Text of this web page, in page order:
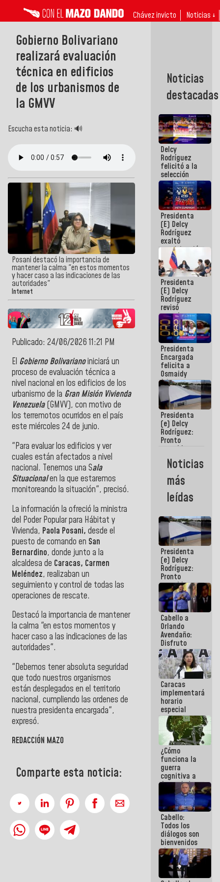
Chávez invicto Noticias ↓
Gobierno Bolivariano
realizará evaluación
técnica en edificios
de los urbanismos de
la GMVV
Escucha esta noticia: 🔊
Posani destacó la importancia de
mantener la calma "en estos momentos
y hacer caso a las indicaciones de las
autoridades"
Internet
Publicado: 24/06/2026 11:21 PM
El Gobierno Bolivarianoiniciará un
proceso de evaluación técnica a
nivel nacional en los edificios de los
urbanismo de la Gran Misión Vivienda
Venezuela(GMVV), con motivo de
los terremotos ocurridos en el país
este miércoles 24 de junio.
"Para evaluar los edificios y ver
cuales están afectados a nivel
nacional. Tenemos una Sala
Situacionalen la que estaremos
monitoreando la situación", precisó.
La información la ofreció la ministra
del Poder Popular para Hábitat y
Vivienda, Paola Posani, desde el
puesto de comando en San
Bernardino, donde junto a la
alcaldesa de Caracas, Carmen
Meléndez, realizaban un
seguimiento y control de todas las
operaciones de rescate.
Destacó la importancia de mantener
la calma "en estos momentos y
hacer caso a las indicaciones de las
autoridades".
"Debemos tener absoluta seguridad
que todo nuestros organismos
están desplegados en el territorio
nacional, cumpliendo las ordenes de
nuestra presidenta encargada",
expresó.
REDACCIÓN MAZO
Comparte esta noticia:
Noticias
destacadas
Delcy
Rodríguez
felicitó a la
selección
nacional
masculina
de voleibol
campeona
de la Copa
Panamericana
Sub-17
Presidenta
(E) Delcy
Rodríguez
exaltó
participación
de
Venezuela
en Juegos
Centroamericanos
y del Caribe
2026
Presidenta
(E) Delcy
Rodríguez
revisó
agenda
económica y
ejecución de
fondos de
emergencia
post-sismos
Presidenta
Encargada
felicita a
Osmaidy
Arias y
Giraly
Marcano por
hacer
historia en
los
Centroamericanos
Presidenta
(e) Delcy
Rodríguez:
Pronto
restableceremos
las
operaciones
Aeropuerto
Internacional
de
Noticias
más
leídas
Presidenta
(e) Delcy
Rodríguez:
Pronto
restableceremos
las
operaciones
en el
Aeropuerto
Internacional
de
Maiquetía
Cabello a
Orlando
Avendaño:
Disfruto
cada vez
que escribes
porque lo
que haces
es
embarrarla
Caracas
implementará
horario
especial
para
adaptarse
al plan de
ahorro
energético
¿Cómo
funciona la
guerra
cognitiva a
favor de la
narrativa
hegemónica?
(1)
Cabello:
Todos los
diálogos son
bienvenidos
siempre que
estén en el
marco de la
Constitución